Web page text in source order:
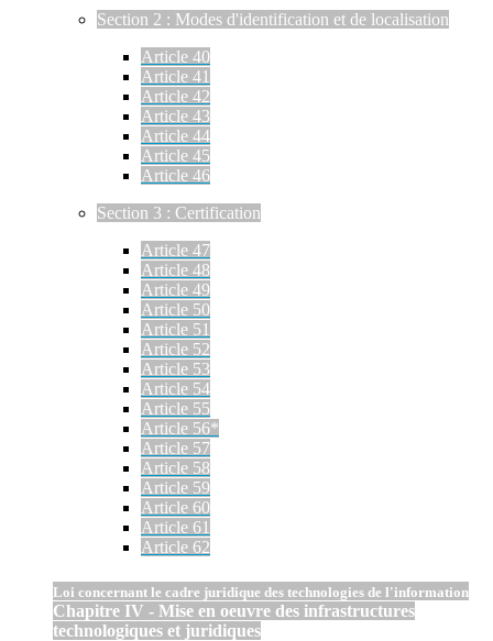
Section 2 : Modes d'identification et de localisation
Article 40
Article 41
Article 42
Article 43
Article 44
Article 45
Article 46
Section 3 : Certification
Article 47
Article 48
Article 49
Article 50
Article 51
Article 52
Article 53
Article 54
Article 55
Article 56*
Article 57
Article 58
Article 59
Article 60
Article 61
Article 62
Loi concernant le cadre juridique des technologies de l'information
Chapitre IV - Mise en oeuvre des infrastructures
technologiques et juridiques